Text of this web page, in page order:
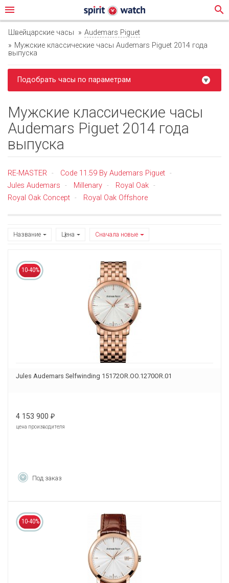
menu search
Швейцарские часы
Audemars Piguet
Мужские классические часы Audemars Piguet 2014 года
выпуска
Подобрать часы по параметрам
Мужские классические часы
Audemars Piguet 2014 года
выпуска
RE-MASTER - Code 11.59 By Audemars Piguet -
Jules Audemars - Millenary - Royal Oak -
Royal Oak Concept - Royal Oak Offshore
Название Цена Сначала новые
10-40%
Jules Audemars Selfwinding 15172OR.OO.1270OR.01
4 153 900 ₽
цена производителя
Под заказ
10-40%